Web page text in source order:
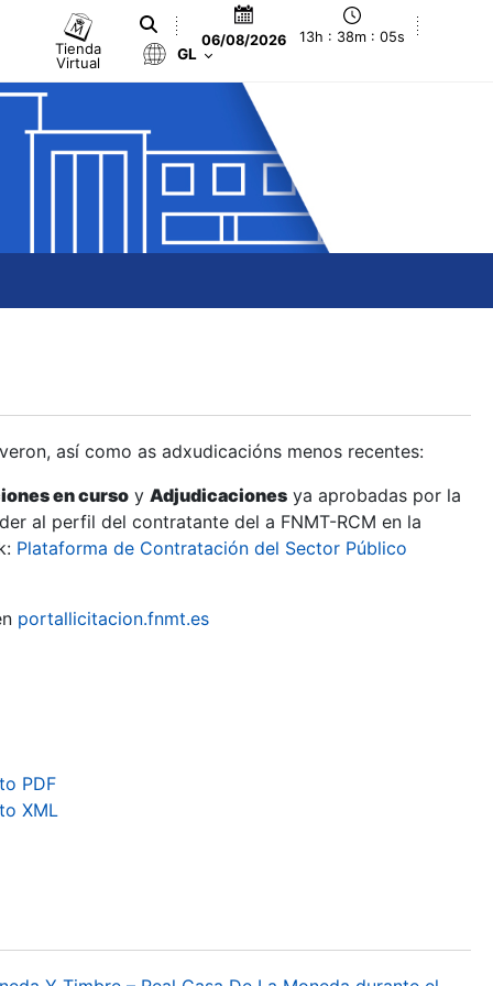
Tienda
Virtual
06/08/2026 13h : 38m : 06s
GL
así como as adxudicacións menos recentes:
en curso y Adjudicaciones ya aprobadas por la
al perfil del contratante del a FNMT-RCM en la
Plataforma de Contratación del Sector Público
portallicitacion.fnmt.es
PDF
XML